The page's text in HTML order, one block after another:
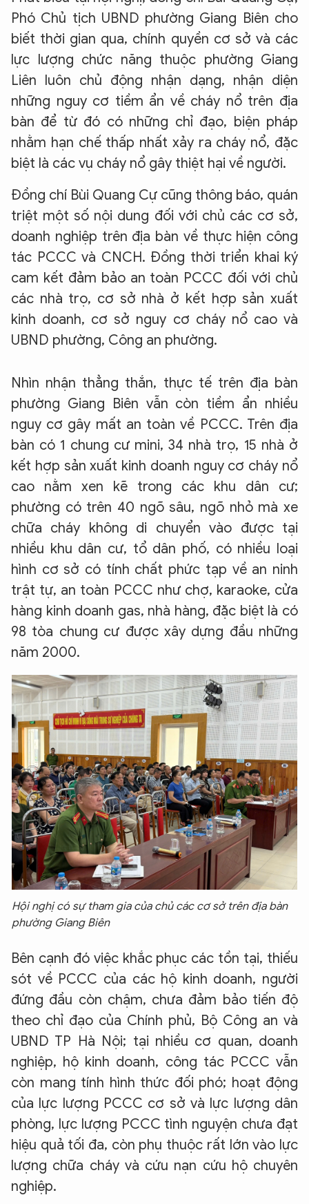
Phó Chủ tịch UBND phường Giang Biên cho
biết thời gian qua, chính quyền cơ sở và các
lực lượng chức năng thuộc phường Giang
Liên luôn chủ động nhận dạng, nhận diện
những nguy cơ tiềm ẩn về cháy nổ trên địa
bàn để từ đó có những chỉ đạo, biện pháp
nhằm hạn chế thấp nhất xảy ra cháy nổ, đặc
biệt là các vụ cháy nổ gây thiệt hại về người.
Đồng chí Bùi Quang Cự cũng thông báo, quán
triệt một số nội dung đối với chủ các cơ sở,
doanh nghiệp trên địa bàn về thực hiện công
tác PCCC và CNCH. Đồng thời triển khai ký
cam kết đảm bảo an toàn PCCC đối với chủ
các nhà trọ, cơ sở nhà ở kết hợp sản xuất
kinh doanh, cơ sở nguy cơ cháy nổ cao và
UBND phường, Công an phường.
Nhìn nhận thẳng thắn, thực tế trên địa bàn
phường Giang Biên vẫn còn tiềm ẩn nhiều
nguy cơ gây mất an toàn về PCCC. Trên địa
bàn có 1 chung cư mini, 34 nhà trọ, 15 nhà ở
kết hợp sản xuất kinh doanh nguy cơ cháy nổ
cao nằm xen kẽ trong các khu dân cư;
phường có trên 40 ngõ sâu, ngõ nhỏ mà xe
chữa cháy không di chuyển vào được tại
nhiều khu dân cư, tổ dân phố, có nhiều loại
hình cơ sở có tính chất phức tạp về an ninh
trật tự, an toàn PCCC như chợ, karaoke, cửa
hàng kinh doanh gas, nhà hàng, đặc biệt là có
98 tòa chung cư được xây dựng đầu những
năm 2000.
Hội nghị có sự tham gia của chủ các cơ sở trên địa bàn
phường Giang Biên
Bên cạnh đó việc khắc phục các tồn tại, thiếu
sót về PCCC của các hộ kinh doanh, người
đứng đầu còn chậm, chưa đảm bảo tiến độ
theo chỉ đạo của Chính phủ, Bộ Công an và
UBND TP Hà Nội; tại nhiều cơ quan, doanh
nghiệp, hộ kinh doanh, công tác PCCC vẫn
còn mang tính hình thức đối phó; hoạt động
của lực lượng PCCC cơ sở và lực lượng dân
phòng, lực lượng PCCC tình nguyện chưa đạt
hiệu quả tối đa, còn phụ thuộc rất lớn vào lực
lượng chữa cháy và cứu nạn cứu hộ chuyên
nghiệp.